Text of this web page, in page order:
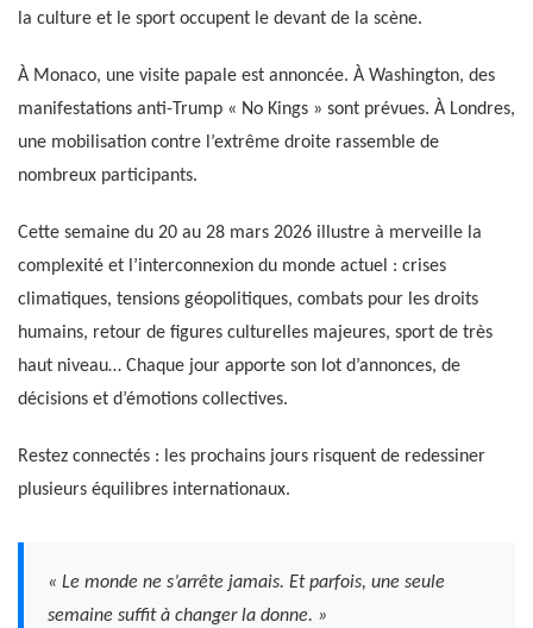
la culture et le sport occupent le devant de la scène.
À Monaco, une visite papale est annoncée. À Washington, des
manifestations anti-Trump « No Kings » sont prévues. À Londres,
une mobilisation contre l’extrême droite rassemble de
nombreux participants.
Cette semaine du 20 au 28 mars 2026 illustre à merveille la
complexité et l’interconnexion du monde actuel : crises
climatiques, tensions géopolitiques, combats pour les droits
humains, retour de figures culturelles majeures, sport de très
haut niveau… Chaque jour apporte son lot d’annonces, de
décisions et d’émotions collectives.
Restez connectés : les prochains jours risquent de redessiner
plusieurs équilibres internationaux.
« Le monde ne s’arrête jamais. Et parfois, une seule
semaine suffit à changer la donne. »